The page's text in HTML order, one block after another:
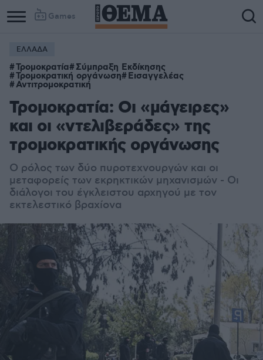
Games
ΕΛΛΑΔΑ
Τρομοκρατία Σύμπραξη Εκδίκησης
Τρομοκρατική οργάνωση Εισαγγελέας
Αντιτρομοκρατική
Τρομοκρατία: Οι «μάγειρες»
και οι «ντελιβεράδες» της
τρομοκρατικής οργάνωσης
Ο ρόλος των δύο πυροτεχνουργών και οι
μεταφορείς των εκρηκτικών μηχανισμών - Οι
διάλογοι του έγκλειστου αρχηγού με τον
εκτελεστικό βραχίονα